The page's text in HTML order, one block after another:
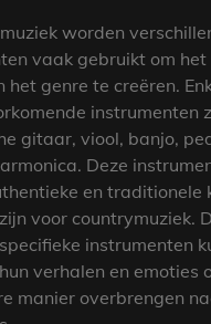
worden
vaak gebruikt om het
het genre te creëren.
instrumenten
gitaar, viool, banjo,
Deze
en traditionele
voor countrymuziek.
instrumenten
verhalen en emoties
manier overbrengen